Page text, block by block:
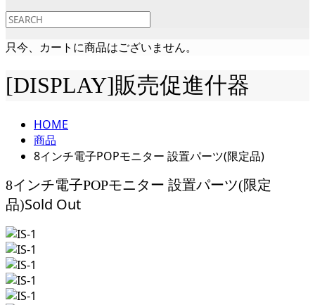
只今、カートに商品はございません。
[DISPLAY]販売促進什器
HOME
商品
8インチ電子POPモニター 設置パーツ(限定品)
8インチ電子POPモニター 設置パーツ(限定
品)Sold Out